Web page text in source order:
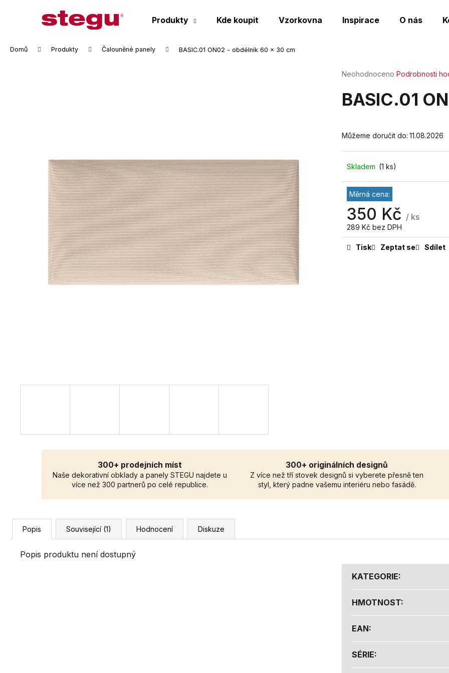
Produkty Kde koupit Vzorkovna Inspirace O nás
Domů Produkty Čalouněné panely BASIC.01 ON02 - obdélník 60 x 30 cm
Průměrné
produktu
je
hvězdiček.
Neohodnoceno Podrobnosti
BASIC.01
Můžeme doručit do: 11.08.2026
Skladem (1 ks)
Měrná cena:
350 Kč / ks
289 Kč bez DPH
Tisk Zeptat se Sdílet
300+ prodejních míst
Naše dekorativní obklady a panely STEGU najdete u
více než 300 partnerů po celé republice.
300+ originálních designů
Z více než tří stovek designů si vyberete přesně ten
styl, který padne vašemu interiéru nebo fasádě.
Popis Související (1) Hodnocení Diskuze
Popis produktu není dostupný
KATEGORIE:
HMOTNOST:
EAN:
SÉRIE:
Zpět
Zpět
Co potřebujete najít?
HLEDAT